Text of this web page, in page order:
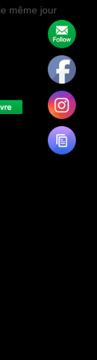
même jour